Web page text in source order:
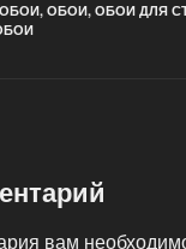
, ОБОИ, ОБОИ ДЛЯ
вам